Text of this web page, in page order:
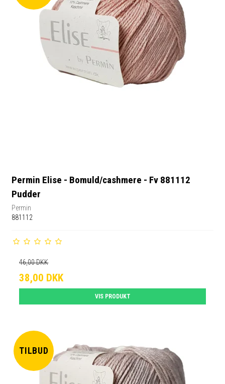
Permin Elise - Bomuld/cashmere - Fv 881112
Pudder
Permin
881112
46,00 DKK
38,00 DKK
VIS PRODUKT
TILBUD